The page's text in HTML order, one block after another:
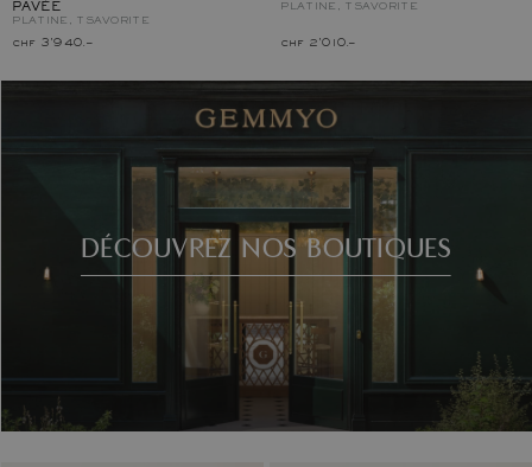
PAVÉE
PLATINE, TSAVORITE
chf 3'940.–
PLATINE, TSAVORITE
chf 2'010.–
DÉCOUVREZ NOS BOUTIQUES